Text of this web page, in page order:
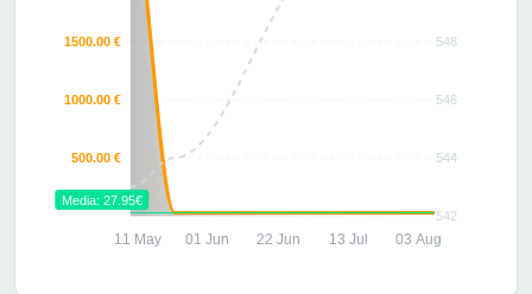
548
546
544
542
1500.00 €
1000.00 €
500.00 €
11 May 01 Jun 22 Jun 13 Jul 03 Aug
Media: 27.95€